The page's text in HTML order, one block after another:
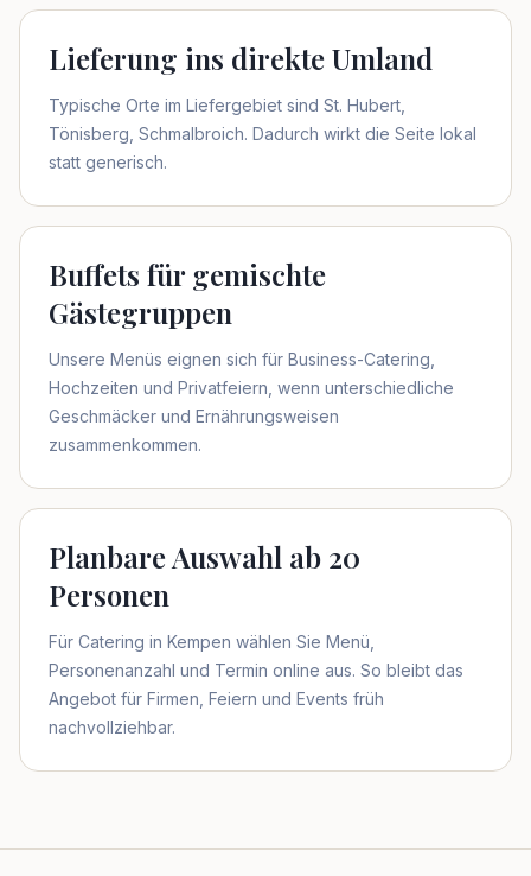
Lieferung ins direkte Umland
Typische Orte im Liefergebiet sind St. Hubert,
Tönisberg, Schmalbroich. Dadurch wirkt die Seite lokal
statt generisch.
Buffets für gemischte
Gästegruppen
Unsere Menüs eignen sich für Business-Catering,
Hochzeiten und Privatfeiern, wenn unterschiedliche
Geschmäcker und Ernährungsweisen
zusammenkommen.
Planbare Auswahl ab 20
Personen
Für Catering in Kempen wählen Sie Menü,
Personenanzahl und Termin online aus. So bleibt das
Angebot für Firmen, Feiern und Events früh
nachvollziehbar.